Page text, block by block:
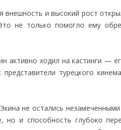
внешность и высокий рост
не только помогло ему
активно ходил на кастинги —
представители турецкого
не остались
но и способность глубоко